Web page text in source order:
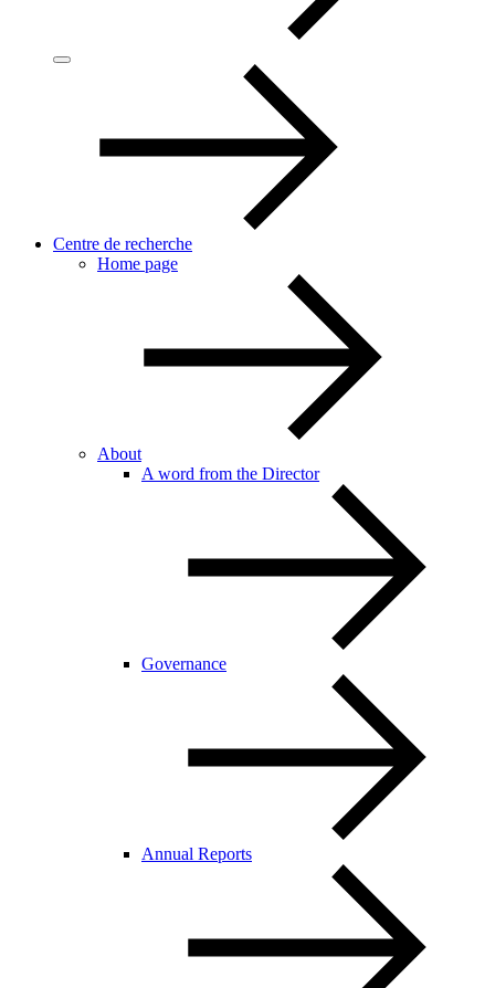
Centre de recherche
Home page
About
A word from the Director
Governance
Annual Reports